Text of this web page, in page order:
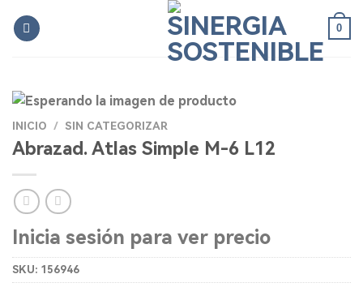
0
INICIO / SIN CATEGORIZAR
Abrazad. Atlas Simple M-6 L12
Inicia sesión para ver precio
SKU: 156946